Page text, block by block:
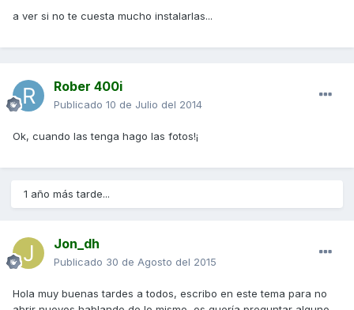
a ver si no te cuesta mucho instalarlas...
Rober 400i
Publicado 10 de Julio del 2014
Ok, cuando las tenga hago las fotos!¡
1 año más tarde...
Jon_dh
Publicado 30 de Agosto del 2015
Hola muy buenas tardes a todos, escribo en este tema para no